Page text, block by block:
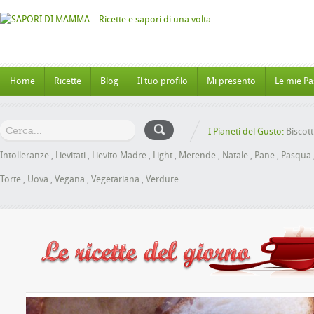
Home Ricette Blog Il tuo profilo Mi presento Le mie
I Pianeti del Gusto:
Intolleranze , Lievitati , Lievito Madre , Light , Merende , Natale , Pane , Pasqua
Torte , Uova , Vegana , Vegetariana , Verdure
al Miele senza